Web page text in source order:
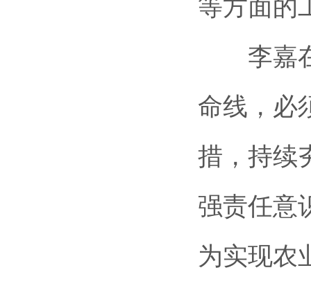
等方面的
李嘉在
命线，必
措，持续
强责任意
为实现农